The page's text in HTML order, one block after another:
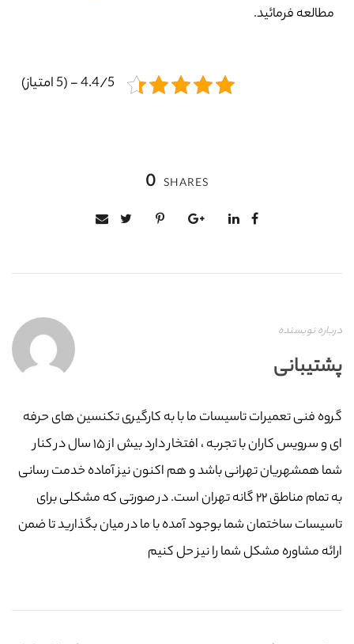
مطالعه فرمائید.
4.4/5 - (5 امتیاز)
0 SHARES
درباره نویسنده
پشتیبانی
گروه فنی تعمیرات تاسیسات ما با به‌ کارگیری تکنسین های حرفه
ای و سرویس کاران با تجربه ، افتخار دارد بیش از ۱۵ سال در کنار
شما همشهریان تهرانی باشد و هم اکنون نیز آماده خدمت رسانی
به تمام مناطق ۲۲ گانه تهران است. در صورتی که مشکلی برای
تاسیسات ساختمان شما بوجود آمده با ما در میان بگذارید تا ضمن
ارائه مشاوره مشکل شما را نیز حل کنیم